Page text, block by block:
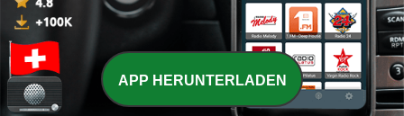
2 - 2. Folge - Der Galgenbaum
01 Sep. 2021
1 - 1. Folge - Verbrannte Existenzen
13 Aug. 2021
APP HERUNTERLADEN